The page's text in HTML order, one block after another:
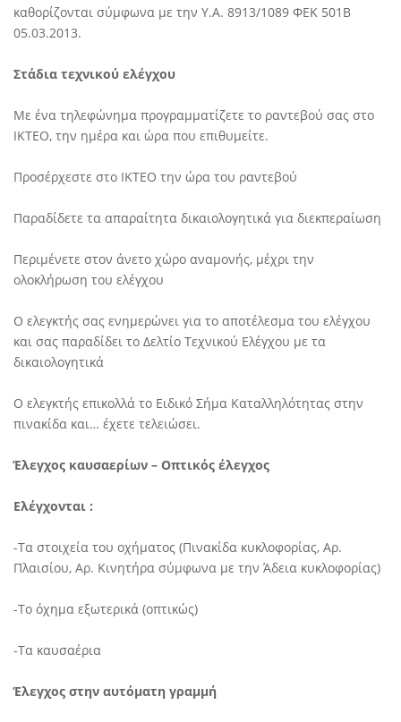
καθορίζονται σύμφωνα με την Υ.Α. 8913/1089 ΦΕΚ 501Β
05.03.2013.
Στάδια τεχνικού ελέγχου
Με ένα τηλεφώνημα προγραμματίζετε το ραντεβού σας στο
ΙΚΤΕΟ, την ημέρα και ώρα που επιθυμείτε.
Προσέρχεστε στο ΙΚΤΕΟ την ώρα του ραντεβού
Παραδίδετε τα απαραίτητα δικαιολογητικά για διεκπεραίωση
Περιμένετε στον άνετο χώρο αναμονής, μέχρι την
ολοκλήρωση του ελέγχου
Ο ελεγκτής σας ενημερώνει για το αποτέλεσμα του ελέγχου
και σας παραδίδει το ∆ελτίο Τεχνικού Ελέγχου με τα
δικαιολογητικά
Ο ελεγκτής επικολλά το Ειδικό Σήμα Καταλληλότητας στην
πινακίδα και… έχετε τελειώσει.
Έλεγχος καυσαερίων – Οπτικός έλεγχος
Ελέγχονται :
-Τα στοιχεία του οχήματος (Πινακίδα κυκλοφορίας, Αρ.
Πλαισίου, Αρ. Κινητήρα σύμφωνα με την Άδεια κυκλοφορίας)
-Το όχημα εξωτερικά (οπτικώς)
-Τα καυσαέρια
Έλεγχος στην αυτόματη γραμμή